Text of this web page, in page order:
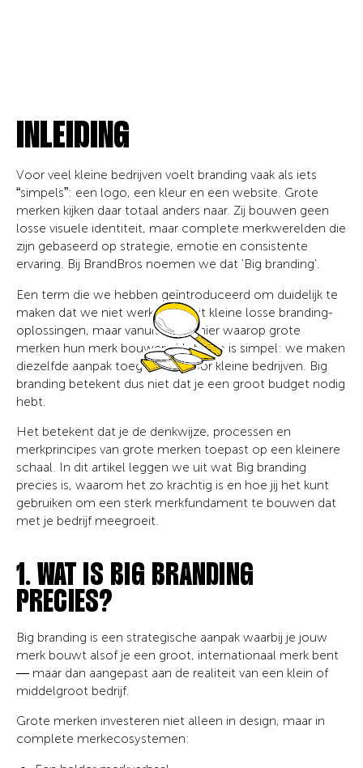
INLEIDING
Voor veel kleine bedrijven voelt branding vaak als iets
“simpels”: een logo, een kleur en een website. Grote
merken kijken daar totaal anders naar. Zij bouwen geen
losse visuele identiteit, maar complete merkwerelden die
zijn gebaseerd op strategie, emotie en consistente
ervaring. Bij BrandBros noemen we dat 'Big branding'.
Een term die we hebben geïntroduceerd om duidelijk te
maken dat we niet werken vanuit kleine losse branding-
oplossingen, maar vanuit de manier waarop grote
merken hun merk bouwen. Het idee is simpel: we maken
diezelfde aanpak toegankelijk voor kleine bedrijven. Big
branding betekent dus niet dat je een groot budget nodig
hebt.
Het betekent dat je de denkwijze, processen en
merkprincipes van grote merken toepast op een kleinere
schaal. In dit artikel leggen we uit wat Big branding
precies is, waarom het zo krachtig is en hoe jij het kunt
gebruiken om een sterk merkfundament te bouwen dat
met je bedrijf meegroeit.
1. WAT IS BIG BRANDING
PRECIES?
Big branding is een strategische aanpak waarbij je jouw
merk bouwt alsof je een groot, internationaal merk bent
— maar dan aangepast aan de realiteit van een klein of
middelgroot bedrijf.
Grote merken investeren niet alleen in design, maar in
complete merkecosystemen: